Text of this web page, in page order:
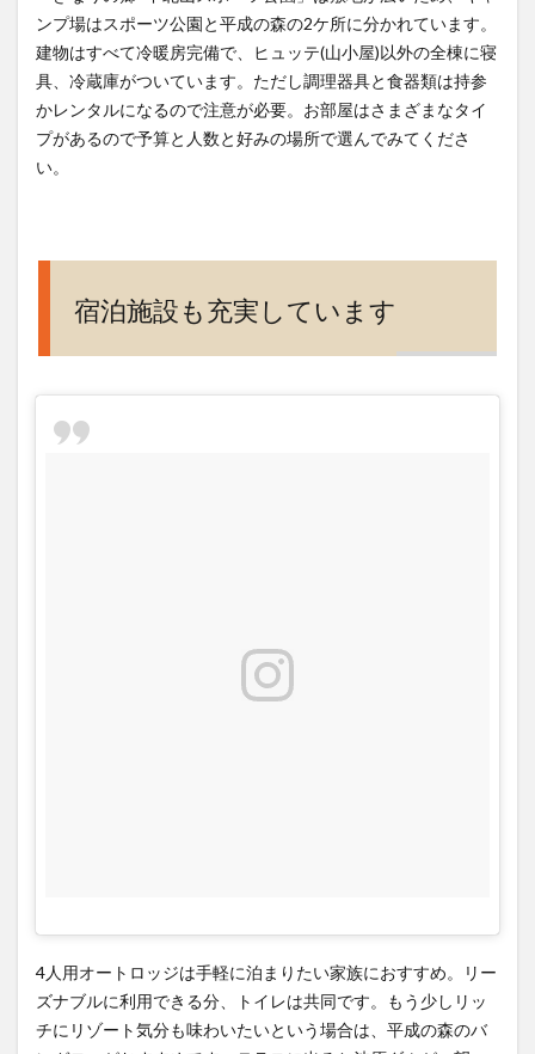
ンプ場はスポーツ公園と平成の森の2ケ所に分かれています。
建物はすべて冷暖房完備で、ヒュッテ(山小屋)以外の全棟に寝
具、冷蔵庫がついています。ただし調理器具と食器類は持参
かレンタルになるので注意が必要。お部屋はさまざまなタイ
プがあるので予算と人数と好みの場所で選んでみてくださ
い。
宿泊施設も充実しています
4人用オートロッジは手軽に泊まりたい家族におすすめ。リー
ズナブルに利用できる分、トイレは共同です。もう少しリッ
チにリゾート気分も味わいたいという場合は、平成の森のバ